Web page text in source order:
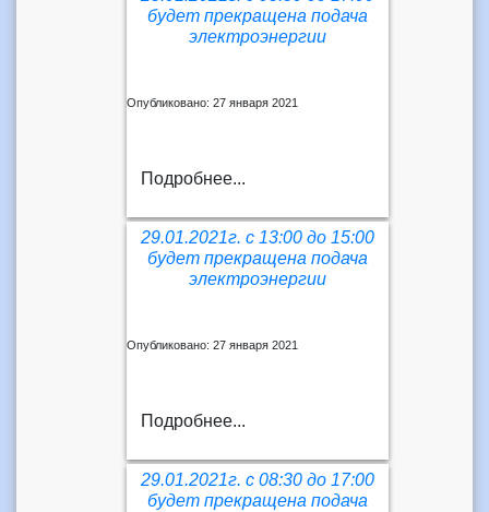
будет прекращена подача
электроэнергии
Опубликовано: 27 января 2021
Подробнее...
29.01.2021г. с 13:00 до 15:00
будет прекращена подача
электроэнергии
Опубликовано: 27 января 2021
Подробнее...
29.01.2021г. с 08:30 до 17:00
будет прекращена подача